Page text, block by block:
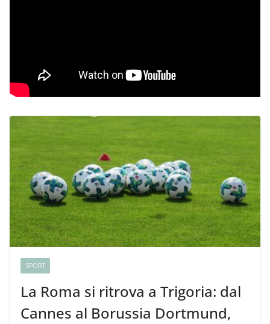
SPORT
La Roma si ritrova a Trigoria: dal
Cannes al Borussia Dortmund,